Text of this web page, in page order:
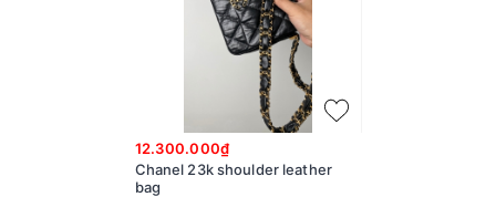
12.300.000₫
Chanel 23k shoulder leather
bag